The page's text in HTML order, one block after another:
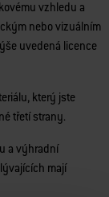
vzhledu a
nebo vizuálním
uvedená licence
který jste
třetí strany.
a výhradní
mají